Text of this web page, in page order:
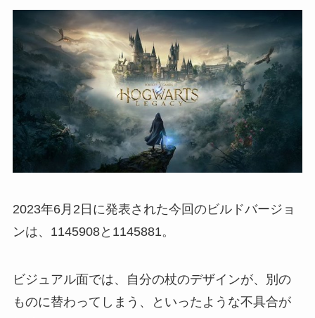
2023年6月2日に発表された今回のビルドバージョ
ンは、1145908と1145881。
ビジュアル面では、自分の杖のデザインが、別の
ものに替わってしまう、といったような不具合が